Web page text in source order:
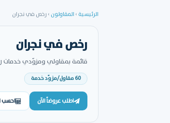
الرئيسية ›المقاولون ›رخص في نجران
رخص في نجران
قائمة بمقاولي ومزوّدي خدمات
60 مقاول/مزوّد خدمة
اطلب عروضاً الآن احسب